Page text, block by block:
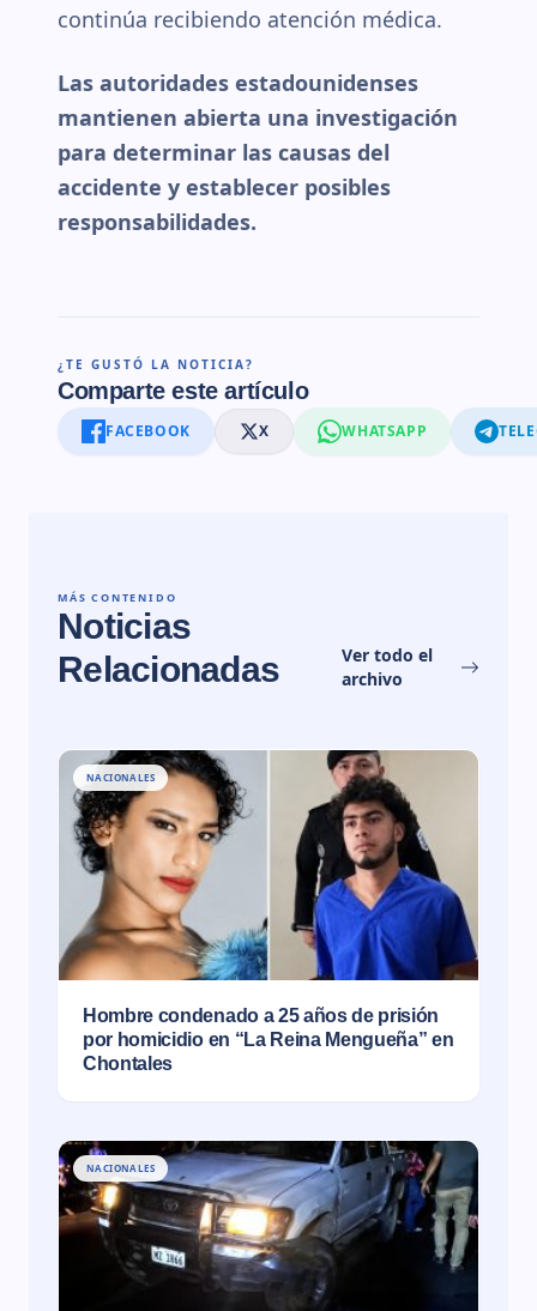
continúa recibiendo atención médica.
Las autoridades estadounidenses
mantienen abierta una investigación
para determinar las causas del
accidente y establecer posibles
responsabilidades.
¿TE GUSTÓ LA NOTICIA?
Comparte este artículo
FACEBOOK X WHATSAPP
MÁS CONTENIDO
Noticias
Relacionadas
Ver todo el
archivo
NACIONALES
Hombre condenado a 25 años de prisión
por homicidio en “La Reina Mengueña” en
Chontales
NACIONALES